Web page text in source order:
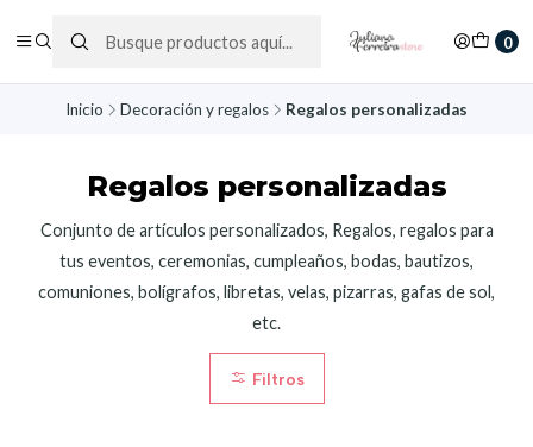
0
Inicio Decoración y regalos Regalos personalizadas
Regalos personalizadas
Conjunto de artículos personalizados, Regalos, regalos para
tus eventos, ceremonias, cumpleaños, bodas, bautizos,
comuniones, bolígrafos, libretas, velas, pizarras, gafas de sol,
etc.
Filtros